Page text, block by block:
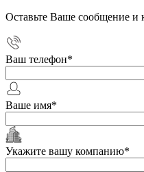
Оставьте Ваше сообщение и
Ваш телефон*
Ваше имя*
Укажите вашу компанию*